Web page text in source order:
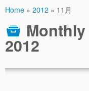
施設紹介
Home » 2012 » 11月
2012